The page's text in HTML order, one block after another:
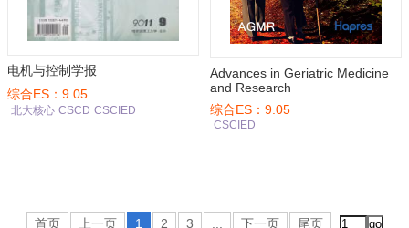
电机与控制学报
综合ES：9.05
北大核心 CSCD CSCIED
Advances in Geriatric Medicine
and Research
综合ES：9.05
CSCIED
首页 上一页 1 2 3 下一页
尾页